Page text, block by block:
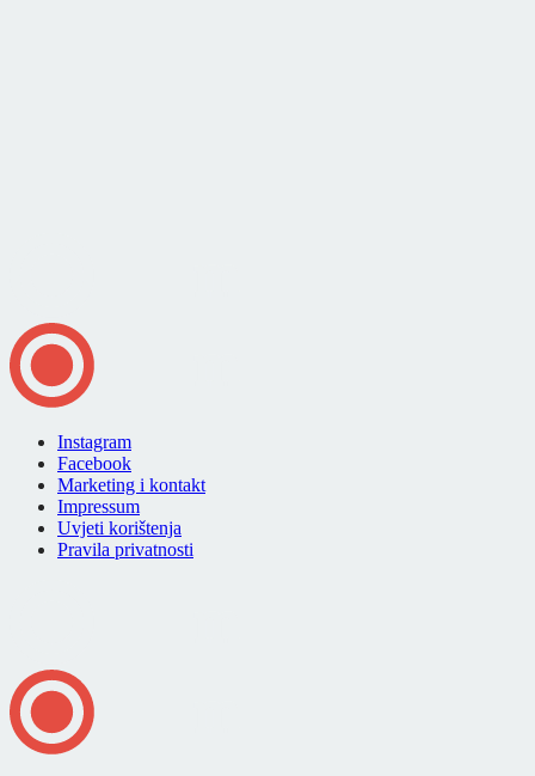
Instagram
Facebook
Marketing i kontakt
Impressum
Uvjeti korištenja
Pravila privatnosti